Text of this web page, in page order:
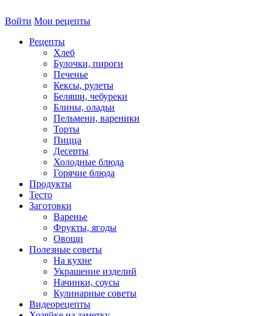
Войти Мои рецепты
Рецепты
Хлеб
Булочки, пироги
Печенье
Кексы, рулеты
Беляши, чебуреки
Блины, оладьи
Пельмени, вареники
Торты
Пицца
Десерты
Холодные блюда
Горячие блюда
Продукты
Тесто
Заготовки
Варенье
Фрукты, ягоды
Овощи
Полезные советы
На кухне
Украшение изделий
Начинки, соусы
Кулинарные советы
Видеорецепты